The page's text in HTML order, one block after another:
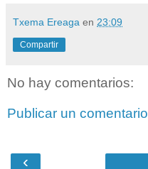
Txema Ereaga en 23:09
Compartir
No hay comentarios:
Publicar un comentario
‹